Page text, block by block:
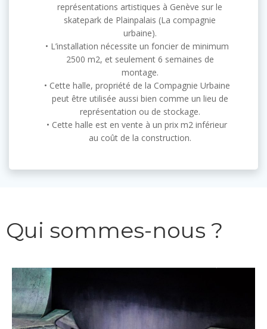
représentations artistiques à Genève sur le
skatepark de Plainpalais (La compagnie
urbaine).
L’installation nécessite un foncier de minimum
2500 m2, et seulement 6 semaines de
montage.
Cette halle, propriété de la Compagnie Urbaine
peut être utilisée aussi bien comme un lieu de
représentation ou de stockage.
Cette halle est en vente à un prix m2 inférieur
au coût de la construction.
Qui sommes-nous ?